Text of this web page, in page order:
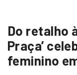
Do retalho
Praça’
feminino